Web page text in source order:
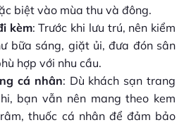
biệt vào mùa thu và đông.
kèm: Trước khi lưu trú, nên kiểm
bữa sáng, giặt ủi, đưa đón sân
hợp với nhu cầu.
cá nhân: Dù khách sạn trang
bạn vẫn nên mang theo kem
thuốc cá nhân để đảm bảo